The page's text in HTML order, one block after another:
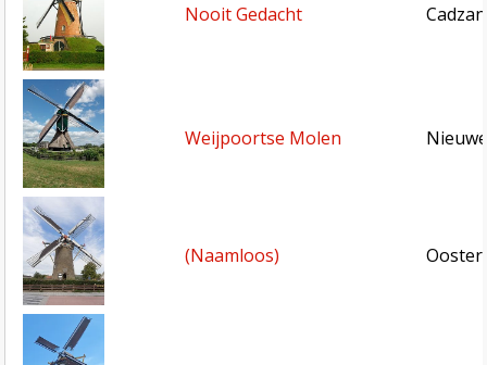
Nooit Gedacht
Weijpoortse Molen
(Naamloos)